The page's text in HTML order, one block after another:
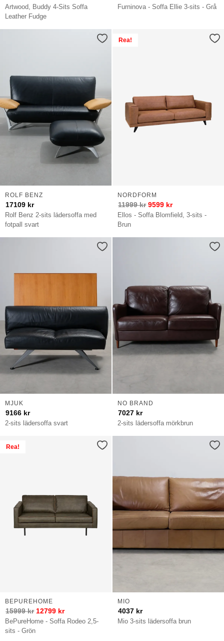
Artwood, Buddy 4-Sits Soffa
Leather Fudge
Furninova - Soffa Ellie 3-sits - Grå
Rolf Benz 2-sits lädersoffa med
fotpall svart
ROLF BENZ
17109 kr
Rea!
Ellos - Soffa Blomfield, 3-sits -
Brun
NORDFORM
11999kr 9599 kr
2-sits lädersoffa svart
MJUK
9166 kr
2-sits lädersoffa mörkbrun
NO BRAND
7027 kr
Rea!
BePureHome - Soffa Rodeo 2,5-
sits - Grön
BEPUREHOME
15999kr 12799 kr
Mio 3-sits lädersoffa brun
MIO
4037 kr